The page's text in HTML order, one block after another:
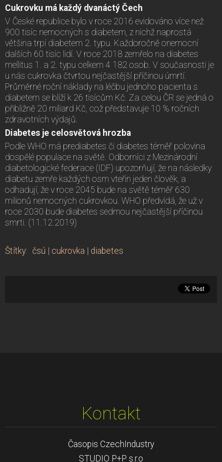
Cukrovku má každý dvanáctý Čech
V České republice bylo v roce 2016 evidováno více než
900 tisíc nemocných s diabetem, z nichž naprostá
většina trpí diabetem 2. typu. Každoročně onemocní
dalších 60 tisíc lidí. V roce 2018 zemřelo na diabetes
mellitus 1. a 2. typu celkem 4 182 osob. V současnosti je
u nás cukrovka čtvrtou nejčastější příčinou úmrtí.
Průměrné roční náklady na léčbu jednoho pacienta s
diabetem se blíží k 26 tisícům Kč. Za celou ČR se jedná o
přibližně 20 miliard Kč, což představuje 10 % ročních
zdravotních výdajů.
Diabetes je celosvětová hrozba
Podle WHO má prediabetes či diabetes téměř polovina
dospělé populace na světě. Odborníci z Mezinárodní
diabetologické federace (IDF) upozorňují, že na následky
diabetu zemře každých osm vteřin jeden člověk, a
odhadují, že v roce 2045 bude na světě téměř 630
milionů nemocných cukrovkou. WHO předvídá, že už v
roce 2030 bude diabetes sedmou nejčastější příčinou
smrti. (11.12.2019)
Štítky: čsú | cukrovka | diabetes
Kontakt
Časopis CzechIndustry
STUDIO P+P s.r.o